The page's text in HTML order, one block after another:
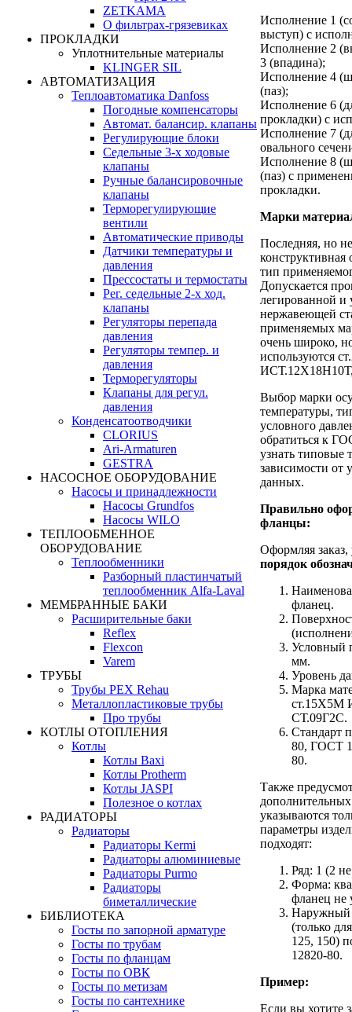
ZETKAMA
О фильтрах-грязевиках
ПРОКЛАДКИ
Уплотнительные материалы
KLINGER SIL
АВТОМАТИЗАЦИЯ
Теплоавтоматика Danfoss
Погодные компенсаторы
Автомат. балансир. клапаны
Регулирующие блоки
Седельные 3-х ходовые
клапаны
Ручные балансировочные
клапаны
Терморегулирующие
вентили
Автоматические приводы
Датчики температуры и
давления
Прессостаты и термостаты
Рег. седельные 2-х ход.
клапаны
Регуляторы перепада
давления
Регуляторы темпер. и
давления
Терморегуляторы
Клапаны для регул.
давления
Конденсатоотводчики
CLORIUS
Ari-Armaturen
GESTRA
НАСОСНОЕ ОБОРУДОВАНИЕ
Насосы и принадлежности
Насосы Grundfos
Насосы WILO
ТЕПЛООБМЕННОЕ
ОБОРУДОВАНИЕ
Теплообменники
Разборный пластинчатый
теплообменник Alfa-Laval
МЕМБРАННЫЕ БАКИ
Расширительные баки
Reflex
Flexcon
Varem
ТРУБЫ
Трубы PEX Rehau
Металлопластиковые трубы
Про трубы
КОТЛЫ ОТОПЛЕНИЯ
Котлы
Котлы Baxi
Котлы Protherm
Котлы JASPI
Полезное о котлах
РАДИАТОРЫ
Радиаторы
Радиаторы Kermi
Радиаторы алюминиевые
Радиаторы Purmo
Радиаторы
биметаллические
БИБЛИОТЕКА
Госты по запорной арматуре
Госты по трубам
Госты по фланцам
Госты по ОВК
Госты по метизам
Госты по сантехнике
Исполнение 1
выступ) с
Исполнение 2
3 (впадина);
Исполнение 4
(паз);
Исполнение 6
прокладки) с
Исполнение 7
овального
Исполнение 8
(паз) с
прокладки.
Марки
Последняя, но
тип
Допускается
легированной и
нержавеющей
применяемых
очень широко,
используются
Выбор марки
температуры,
условного
обратиться к
узнать типовые
зависимости от
данных.
Правильно
фланцы:
Оформляя
порядок
фланец.
Условный
мм.
Уровень
Марка
ст.15Х5М
СТ.09Г2С.
Стандарт
80, ГОСТ
80.
Также
указываются
параметры
подходят:
Ряд: 1 (2
Форма:
фланец не
Наружный
(только
125, 150)
12820-80.
Пример:
Если вы хотите